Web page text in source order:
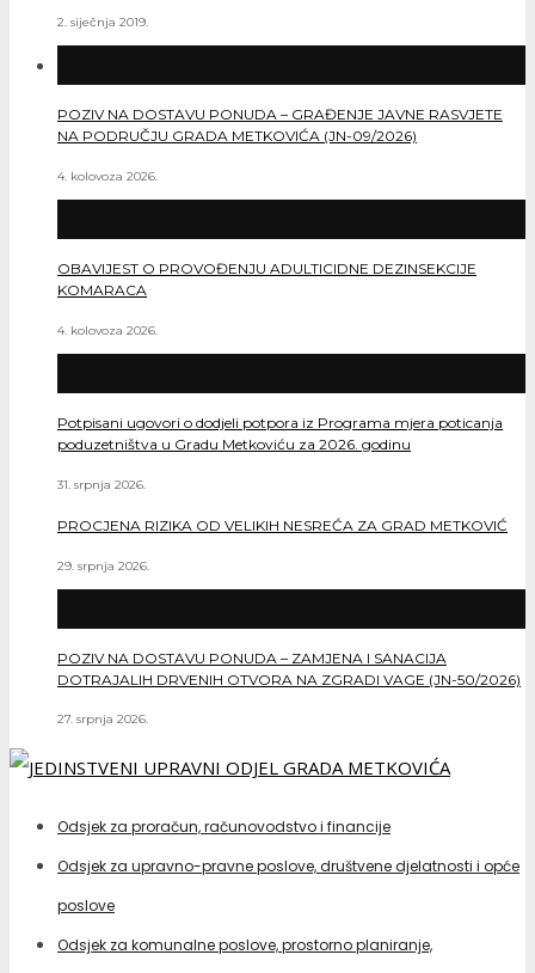
2. siječnja 2019.
POZIV NA DOSTAVU PONUDA – GRAĐENJE JAVNE RASVJETE
NA PODRUČJU GRADA METKOVIĆA (JN-09/2026)
4. kolovoza 2026.
OBAVIJEST O PROVOĐENJU ADULTICIDNE DEZINSEKCIJE
KOMARACA
4. kolovoza 2026.
Potpisani ugovori o dodjeli potpora iz Programa mjera poticanja
poduzetništva u Gradu Metkoviću za 2026. godinu
31. srpnja 2026.
PROCJENA RIZIKA OD VELIKIH NESREĆA ZA GRAD METKOVIĆ
29. srpnja 2026.
POZIV NA DOSTAVU PONUDA – ZAMJENA I SANACIJA
DOTRAJALIH DRVENIH OTVORA NA ZGRADI VAGE (JN-50/2026)
27. srpnja 2026.
Odsjek za proračun, računovodstvo i financije
Odsjek za upravno-pravne poslove, društvene djelatnosti i opće
poslove
Odsjek za komunalne poslove, prostorno planiranje,